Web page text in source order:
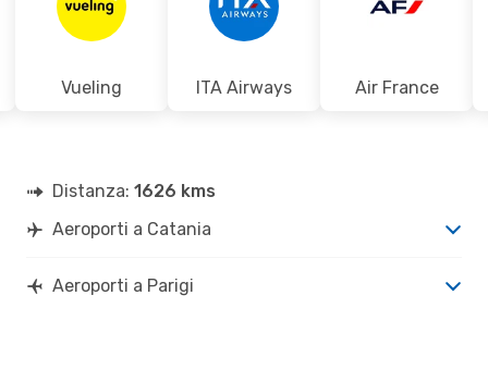
Vueling ITA Airways Air France
Distanza: 1626 kms
Aeroporti a Catania
Aeroporti a Parigi